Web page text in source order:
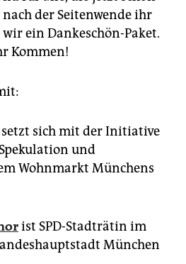
nach der Seitenwende ihr
ein Dankeschön-Paket.
Kommen!
setzt sich mit der Initiative
und
Wohnmarkt Münchens
ist SPD-Stadträtin im
München